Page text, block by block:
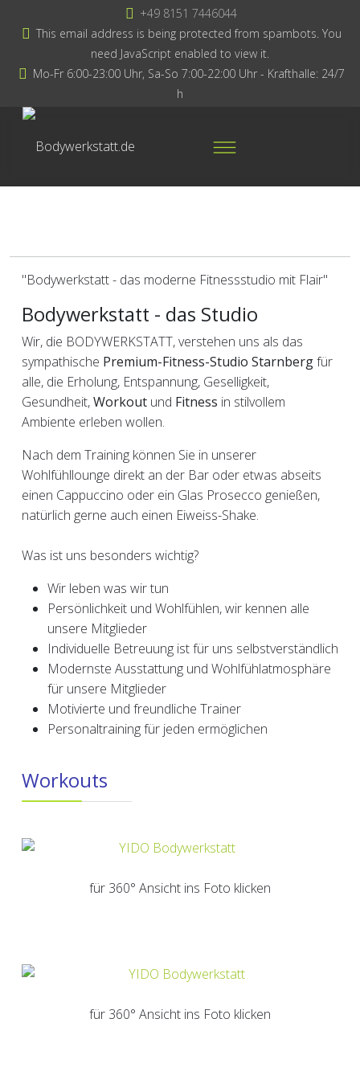
+49 8151 7446044
This email address is being protected from spambots. You
need JavaScript enabled to view it.
Mo-Fr 6:00-23:00 Uhr, Sa-So 7:00-22:00 Uhr - Krafthalle: 24/7
h
"Bodywerkstatt - das moderne Fitnessstudio mit Flair"
Bodywerkstatt - das Studio
Wir, die BODYWERKSTATT, verstehen uns als das
sympathische Premium-Fitness-Studio Starnbergfür
alle, die Erholung, Entspannung, Geselligkeit,
Gesundheit,Workout und Fitness in stilvollem
Ambiente erleben wollen.
Nach dem Training können Sie in unserer
Wohlfühllounge direkt an der Bar oder etwas abseits
einen Cappuccino oder ein Glas Prosecco genießen,
natürlich gerne auch einen Eiweiss-Shake.
Was ist uns besonders wichtig?
Wir leben was wir tun
Persönlichkeit und Wohlfühlen, wir kennen alle
unsere Mitglieder
Individuelle Betreuung ist für uns selbstverständlich
Modernste Ausstattung und Wohlfühlatmosphäre
für unsere Mitglieder
Motivierte und freundliche Trainer
Personaltraining für jeden ermöglichen
Workouts
für 360° Ansicht ins Foto klicken
für 360° Ansicht ins Foto klicken